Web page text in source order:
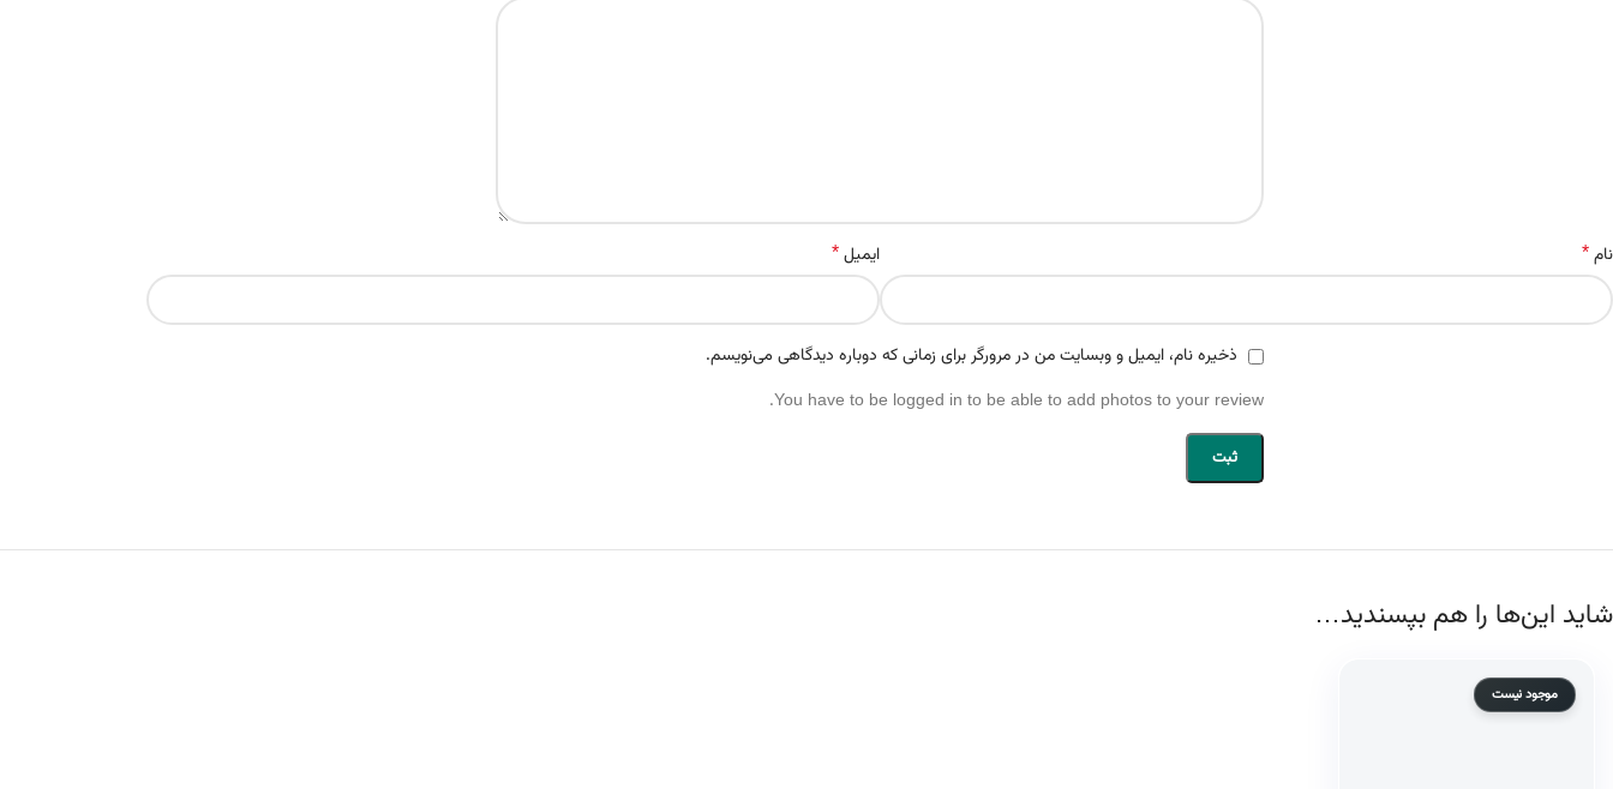
نام* ایمیل*
ذخیره نام، ایمیل و وبسایت من در مرورگر برای زمانی که دوباره دیدگاهی می‌نویسم.
You have to be logged in to be able to add photos to your review.
شاید این‌ها را هم بپسندید…
موجود نیست